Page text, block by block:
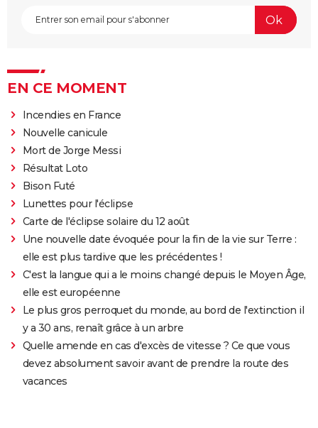
EN CE MOMENT
Incendies en France
Nouvelle canicule
Mort de Jorge Messi
Résultat Loto
Bison Futé
Lunettes pour l'éclipse
Carte de l'éclipse solaire du 12 août
Une nouvelle date évoquée pour la fin de la vie sur Terre :
elle est plus tardive que les précédentes !
C'est la langue qui a le moins changé depuis le Moyen Âge,
elle est européenne
Le plus gros perroquet du monde, au bord de l'extinction il
y a 30 ans, renaît grâce à un arbre
Quelle amende en cas d'excès de vitesse ? Ce que vous
devez absolument savoir avant de prendre la route des
vacances